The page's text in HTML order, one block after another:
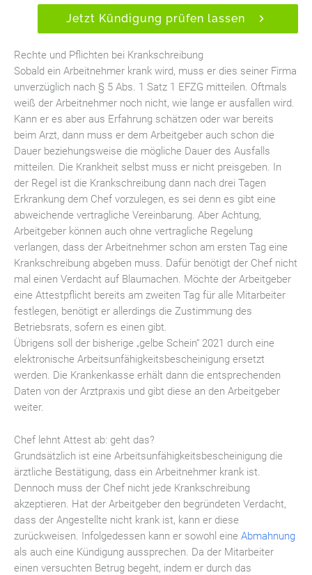
Jetzt Kündigung prüfen lassen
Rechte und Pflichten bei Krankschreibung
Sobald ein Arbeitnehmer krank wird, muss er dies seiner Firma
unverzüglich nach § 5 Abs. 1 Satz 1 EFZG mitteilen. Oftmals
weiß der Arbeitnehmer noch nicht, wie lange er ausfallen wird.
Kann er es aber aus Erfahrung schätzen oder war bereits
beim Arzt, dann muss er dem Arbeitgeber auch schon die
Dauer beziehungsweise die mögliche Dauer des Ausfalls
mitteilen. Die Krankheit selbst muss er nicht preisgeben. In
der Regel ist die Krankschreibung dann nach drei Tagen
Erkrankung dem Chef vorzulegen, es sei denn es gibt eine
abweichende vertragliche Vereinbarung. Aber Achtung,
Arbeitgeber können auch ohne vertragliche Regelung
verlangen, dass der Arbeitnehmer schon am ersten Tag eine
Krankschreibung abgeben muss. Dafür benötigt der Chef nicht
mal einen Verdacht auf Blaumachen. Möchte der Arbeitgeber
eine Attestpflicht bereits am zweiten Tag für alle Mitarbeiter
festlegen, benötigt er allerdings die Zustimmung des
Betriebsrats, sofern es einen gibt.
Übrigens soll der bisherige „gelbe Schein“ 2021 durch eine
elektronische Arbeitsunfähigkeitsbescheinigung ersetzt
werden. Die Krankenkasse erhält dann die entsprechenden
Daten von der Arztpraxis und gibt diese an den Arbeitgeber
weiter.
Chef lehnt Attest ab: geht das?
Grundsätzlich ist eine Arbeitsunfähigkeitsbescheinigung die
ärztliche Bestätigung, dass ein Arbeitnehmer krank ist.
Dennoch muss der Chef nicht jede Krankschreibung
akzeptieren. Hat der Arbeitgeber den begründeten Verdacht,
dass der Angestellte nicht krank ist, kann er diese
zurückweisen. Infolgedessen kann er sowohl eine Abmahnung
als auch eine Kündigung aussprechen. Da der Mitarbeiter
einen versuchten Betrug begeht, indem er durch das